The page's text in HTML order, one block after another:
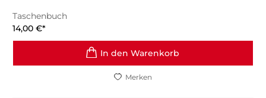
Taschenbuch
14,00 €*
In den Warenkorb
Merken